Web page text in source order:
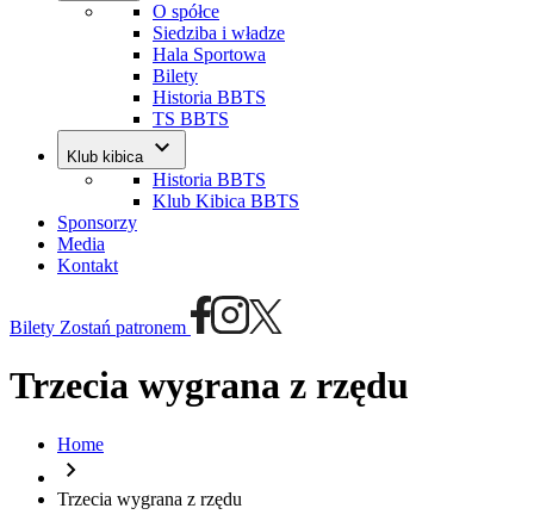
O spółce
Siedziba i władze
Hala Sportowa
Bilety
Historia BBTS
TS BBTS
Klub kibica keyboard_arrow_down
Historia BBTS
Klub Kibica BBTS
Sponsorzy
Media
Kontakt
Bilety Zostań patronem
Trzecia wygrana z rzędu
Home
chevron_right
Trzecia wygrana z rzędu